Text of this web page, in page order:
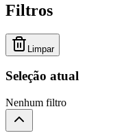
Filtros
Limpar
Seleção atual
Nenhum filtro